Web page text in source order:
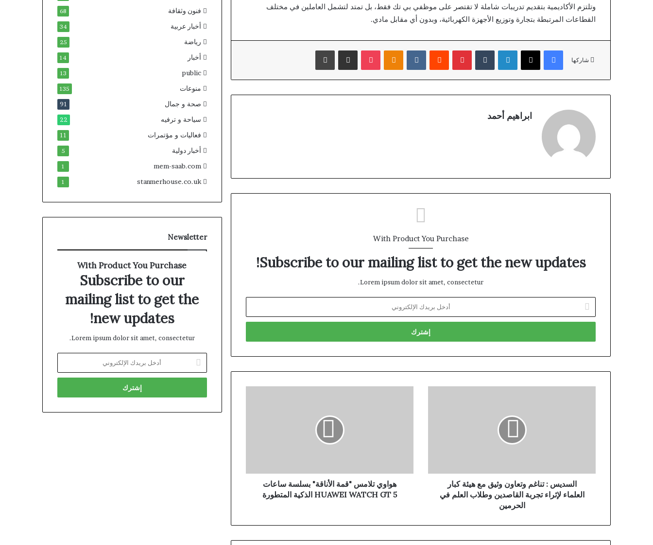
وتلتزم الأكاديمية بتقديم تدريبات شاملة لا تقتصر على موظفي بي تك فقط، بل تمتد لتشمل العاملين في مختلف
القطاعات المرتبطة بتجارة وتوزيع الأجهزة الكهربائية، وبدون أي مقابل مادي.
شاركها
فيسبوكX لينكدإن بينتيريست Odnoklassniki
بوكيت مشاركة عبر البريد طباعة
ابراهيم أحمد
With Product You Purchase
Subscribe to our mailing list to get the new updates!
Lorem ipsum dolor sit amet, consectetur.
أدخل
بريدك
الإلكتروني
السديس : تناغم وتعاون وثيق مع هيئة كبار
العلماء لإثراء تجربة القاصدين وطلاب العلم في
الحرمين
هواوي تلامس "قمة الأناقة" بسلسة ساعات
HUAWEI WATCH GT 5 الذكية المتطورة
فنون وثقافة 68
أخبار عربية 34
رياضة 25
أخبار 14
public
13
منوعات 135
صحة و جمال 91
سياحة و ترفيه 22
فعاليات و مؤتمرات 11
أخبار دولية 5
mem-saab.com
1
stanmerhouse.co.uk
1
Newsletter
With Product You Purchase
Subscribe to our
mailing list to get the
new updates!
Lorem ipsum dolor sit amet, consectetur.
بريدك
الإلكتروني